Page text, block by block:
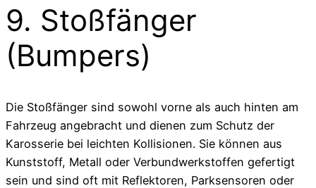
9. Stoßfänger
(Bumpers)
Die Stoßfänger sind sowohl vorne als auch hinten am
Fahrzeug angebracht und dienen zum Schutz der
Karosserie bei leichten Kollisionen. Sie können aus
Kunststoff, Metall oder Verbundwerkstoffen gefertigt
sein und sind oft mit Reflektoren, Parksensoren oder